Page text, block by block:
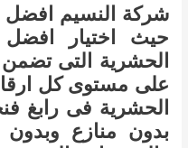
شركة النسيم
حيث اختيار افضل
الحشرية التى تضمن
على مستوى كل
الحشرية فى رابغ
بدون منازع